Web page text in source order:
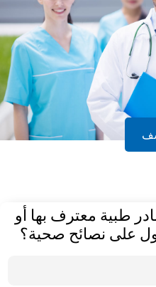
طبية معترف بها أو
على نصائح صحية؟